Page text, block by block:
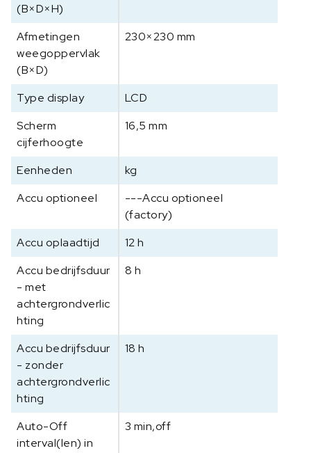
(B×D×H)
Afmetingen
weegoppervlak
(B×D)
230×230 mm
Type display
LCD
Scherm
cijferhoogte
16,5 mm
Eenheden
kg
Accu optioneel
---Accu optioneel
(factory)
Accu oplaadtijd
12 h
Accu bedrijfsduur
- met
achtergrondverlic
hting
8 h
Accu bedrijfsduur
- zonder
achtergrondverlic
hting
18 h
Auto-Off
interval(len) in
3 min,off